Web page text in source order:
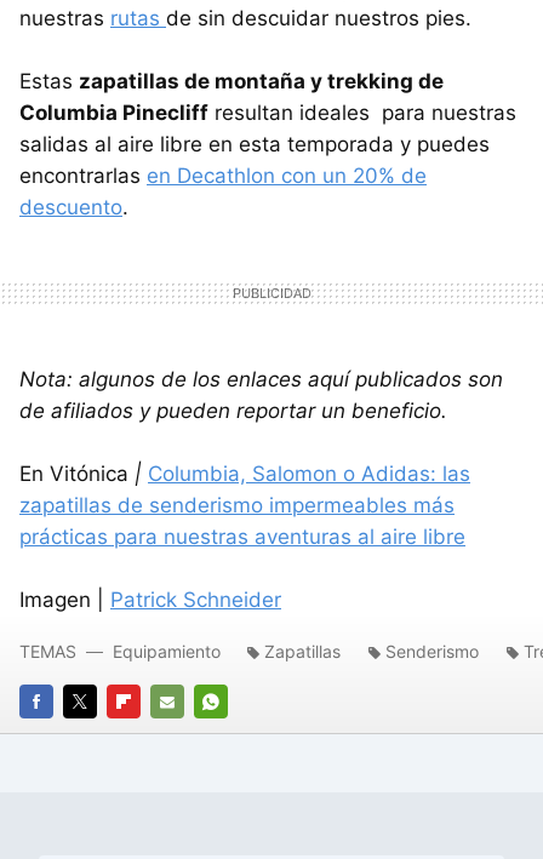
nuestras rutas de sin descuidar nuestros pies.
Estas zapatillas de montaña y trekking de
Columbia Pinecliff resultan ideales para nuestras
salidas al aire libre en esta temporada y puedes
encontrarlas en Decathlon con un 20% de
descuento.
Nota: algunos de los enlaces aquí publicados son
de afiliados y pueden reportar un beneficio.
En Vitónica | Columbia, Salomon o Adidas: las
zapatillas de senderismo impermeables más
prácticas para nuestras aventuras al aire libre
Imagen | Patrick Schneider
FACEBOOK
TWITTERFLIPBOARD
E-
WHATSAPP
TEMAS Equipamiento Zapatillas Senderismo